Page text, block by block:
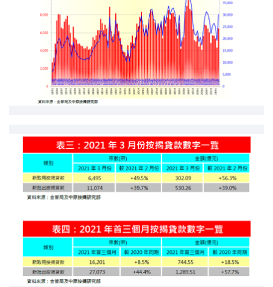
按揭全面睇
新闻/研究
按市新闻
统计数据库
按揭快趣智识
按揭智库
楼按专栏